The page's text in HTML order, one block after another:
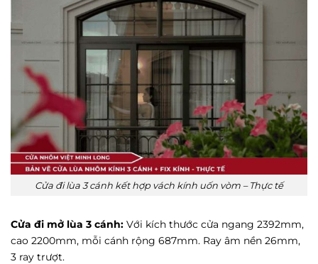
Cửa đi lùa 3 cánh kết hợp vách kính uốn vòm – Thực tế
Cửa đi mở lùa 3 cánh: Với kích thước cửa ngang 2392mm,
cao 2200mm, mỗi cánh rộng 687mm. Ray âm nền 26mm,
3 ray trượt.